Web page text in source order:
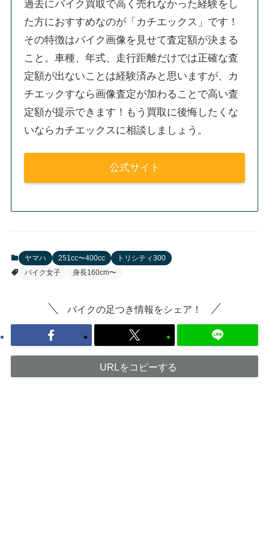
過去にバイク買取で高く売れなかった経験をし
た方におすすめなのが「カチエックス」です！
その特徴はバイク画像を見せて査定額が決まる
こと。車種、年式、走行距離だけでは正確な査
定額が出ないことは経験済みと思いますが、カ
チエックすなら画像査定が加わることで高い査
定額が提示できます！もう買取に後悔したくな
いならカチエックスに相談しましょう。
公式サイト
ヤマハ 251cc〜400cc
トリシティ300
バイク女子
身長160cm〜
バイクの足つき情報をシェア！
URLをコピーする